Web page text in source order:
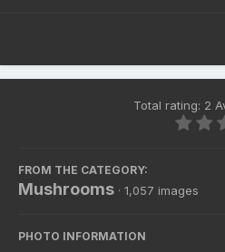
Total rating: 2
FROM THE CATEGORY:
Mushrooms · 1,057 images
PHOTO INFORMATION